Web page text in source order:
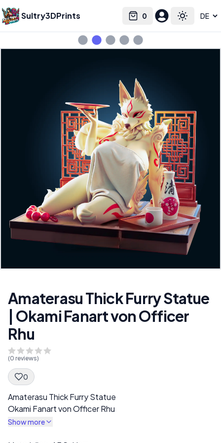
Sultry3DPrints 0
Cart Toggle
Select language
Amaterasu Thick Furry Statue
| Okami Fanart von Officer
Rhu
(0 reviews)
0
Spec Description
Amaterasu Thick Furry Statue
Okami Fanart von Officer Rhu
Show more